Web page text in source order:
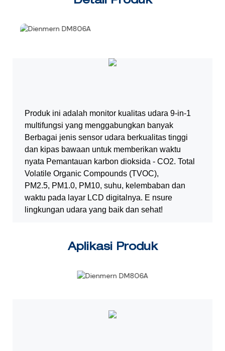
Produk ini adalah monitor kualitas udara 9-in-1
multifungsi yang menggabungkan banyak
Berbagai jenis sensor udara berkualitas tinggi
dan kipas bawaan untuk memberikan waktu
nyata Pemantauan karbon dioksida - CO2. Total
Volatile Organic Compounds (TVOC),
PM2.5, PM1.0, PM10, suhu, kelembaban dan
waktu pada layar LCD digitalnya. E nsure
lingkungan udara yang baik dan sehat!
Aplikasi Produk